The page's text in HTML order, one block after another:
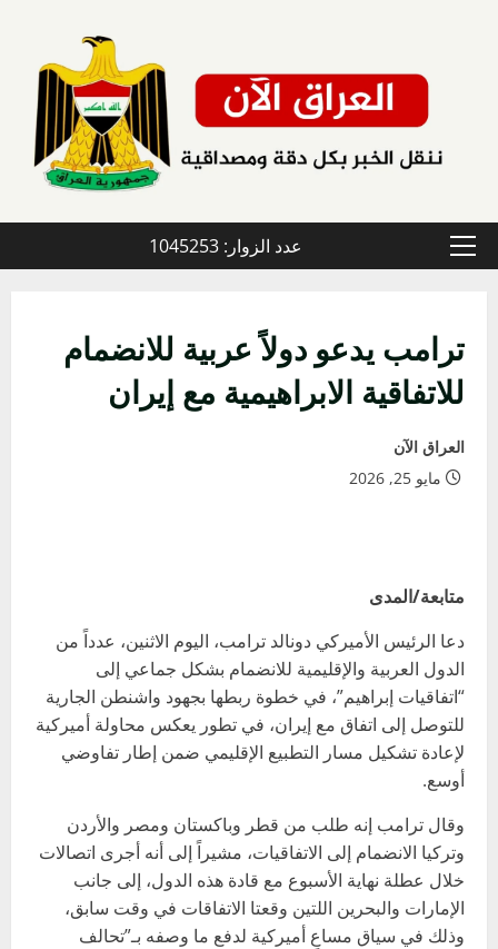
القائمة
عدد الزوار: 1045253
ترامب يدعو دولاً عربية للانضمام
للاتفاقية الابراهيمية مع إيران
العراق الآن
مايو 25, 2026
متابعة/المدى
دعا الرئيس الأميركي دونالد ترامب، اليوم الاثنين، عدداً من
الدول العربية والإقليمية للانضمام بشكل جماعي إلى
“اتفاقيات إبراهيم”، في خطوة ربطها بجهود واشنطن الجارية
للتوصل إلى اتفاق مع إيران، في تطور يعكس محاولة أميركية
لإعادة تشكيل مسار التطبيع الإقليمي ضمن إطار تفاوضي
أوسع.
وقال ترامب إنه طلب من قطر وباكستان ومصر والأردن
وتركيا الانضمام إلى الاتفاقيات، مشيراً إلى أنه أجرى اتصالات
خلال عطلة نهاية الأسبوع مع قادة هذه الدول، إلى جانب
الإمارات والبحرين اللتين وقعتا الاتفاقات في وقت سابق،
وذلك في سياق مساعٍ أميركية لدفع ما وصفه بـ”تحالف